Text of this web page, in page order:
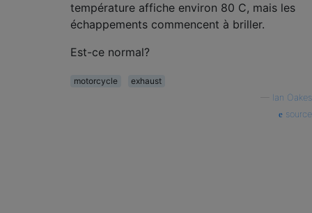
température affiche environ 80 C, mais les
échappements commencent à briller.
Est-ce normal?
motorcycle
exhaust
Ian Oakes
source